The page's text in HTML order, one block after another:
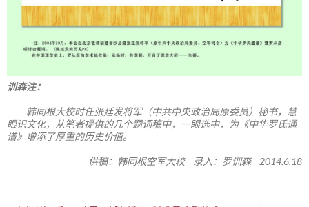
训森注：
韩同根大校时任张廷发将军（中共中央政治局原委员）秘书，慧
眼识文化，从笔者提供的几个题词稿中，一眼选中，为《中华罗氏通
谱》增添了厚重的历史价值。
供稿：韩同根空军大校 录入：罗训森 2014.6.18